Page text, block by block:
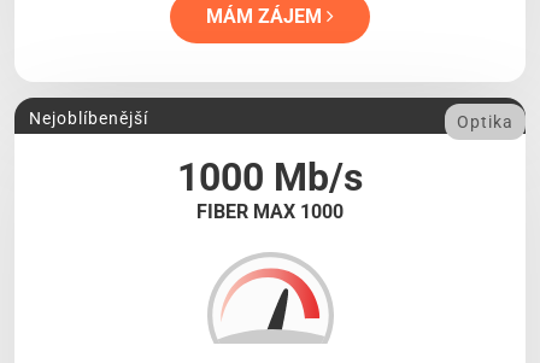
MÁM ZÁJEM
1000 Mb/s
FIBER MAX 1000
Nejoblíbenější Optika